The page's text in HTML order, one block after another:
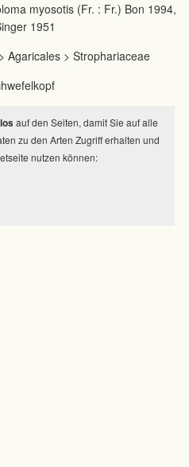
myosotis (Fr. : Fr.) Bon 1994,
1951
Agaricales > Strophariaceae
auf den Seiten, damit Sie auf alle
zu den Arten Zugriff erhalten und
nutzen können: